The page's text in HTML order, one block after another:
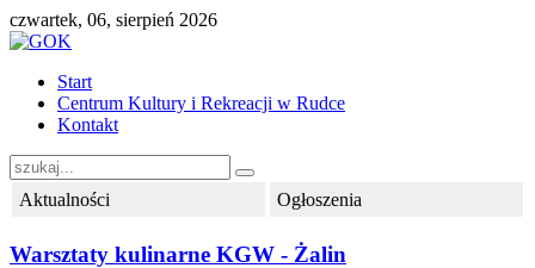
czwartek, 06, sierpień 2026
Start
Centrum Kultury i Rekreacji w Rudce
Kontakt
Aktualności Ogłoszenia
Warsztaty kulinarne KGW - Żalin